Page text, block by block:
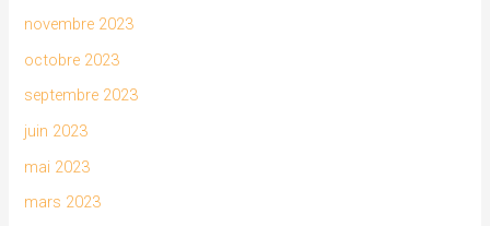
novembre 2023
octobre 2023
septembre 2023
juin 2023
mai 2023
mars 2023